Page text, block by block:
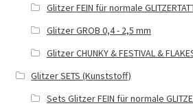
Glitzer FEIN für normale
Glitzer GROB 0,4 - 2,5 mm
Glitzer CHUNKY & FESTIVAL &
Glitzer SETS (Kunststoff)
Sets Glitzer FEIN für normale